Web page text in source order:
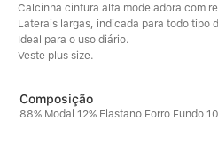
Calcinha cintura alta modeladora com
Laterais largas, indicada para todo tipo
Ideal para o uso diário.
Veste plus size.
88% Modal 12% Elastano Forro Fundo